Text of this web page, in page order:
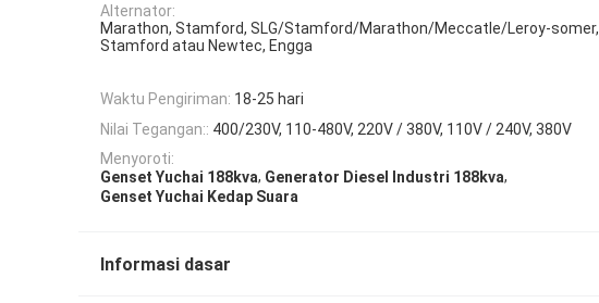
Alternator:
Marathon, Stamford, SLG/Stamford/Marathon/Meccatle/Leroy-somer,
Stamford atau Newtec, Engga
Waktu Pengiriman: 18-25 hari
Nilai Tegangan:: 400/230V, 110-480V, 220V / 380V, 110V / 240V, 380V
Menyoroti:
Genset Yuchai 188kva, Generator Diesel Industri 188kva,
Genset Yuchai Kedap Suara
Informasi dasar